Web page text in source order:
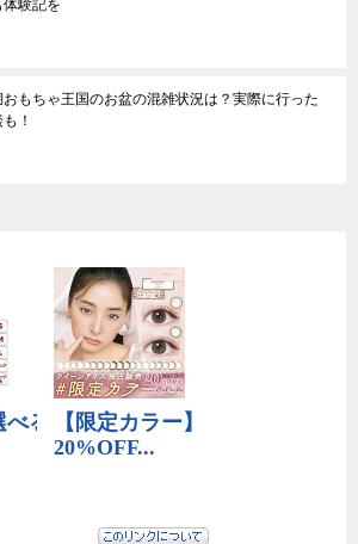
体験記を
おもちゃ王国のお盆の混雑状況は？実際に行った
！